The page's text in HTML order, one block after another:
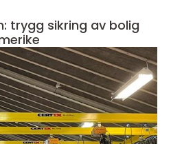
trygg sikring av bolig